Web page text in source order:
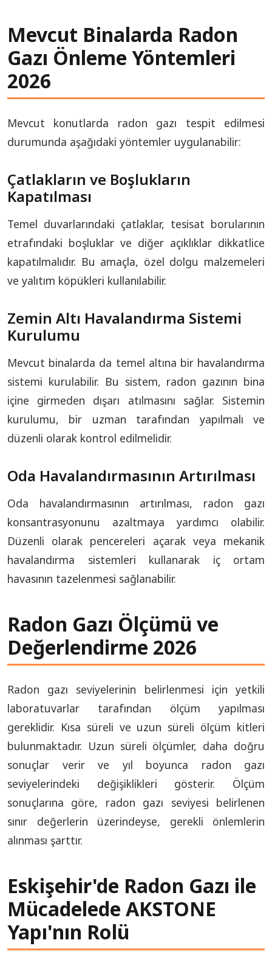
Mevcut Binalarda Radon
Gazı Önleme Yöntemleri
2026
Mevcut konutlarda radon gazı tespit edilmesi
durumunda aşağıdaki yöntemler uygulanabilir:
Çatlakların ve Boşlukların
Kapatılması
Temel duvarlarındaki çatlaklar, tesisat borularının
etrafındaki boşluklar ve diğer açıklıklar dikkatlice
kapatılmalıdır. Bu amaçla, özel dolgu malzemeleri
ve yalıtım köpükleri kullanılabilir.
Zemin Altı Havalandırma Sistemi
Kurulumu
Mevcut binalarda da temel altına bir havalandırma
sistemi kurulabilir. Bu sistem, radon gazının bina
içine girmeden dışarı atılmasını sağlar. Sistemin
kurulumu, bir uzman tarafından yapılmalı ve
düzenli olarak kontrol edilmelidir.
Oda Havalandırmasının Artırılması
Oda havalandırmasının artırılması, radon gazı
konsantrasyonunu azaltmaya yardımcı olabilir.
Düzenli olarak pencereleri açarak veya mekanik
havalandırma sistemleri kullanarak iç ortam
havasının tazelenmesi sağlanabilir.
Radon Gazı Ölçümü ve
Değerlendirme 2026
Radon gazı seviyelerinin belirlenmesi için yetkili
laboratuvarlar tarafından ölçüm yapılması
gereklidir. Kısa süreli ve uzun süreli ölçüm kitleri
bulunmaktadır. Uzun süreli ölçümler, daha doğru
sonuçlar verir ve yıl boyunca radon gazı
seviyelerindeki değişiklikleri gösterir. Ölçüm
sonuçlarına göre, radon gazı seviyesi belirlenen
sınır değerlerin üzerindeyse, gerekli önlemlerin
alınması şarttır.
Eskişehir'de Radon Gazı ile
Mücadelede AKSTONE
Yapı'nın Rolü